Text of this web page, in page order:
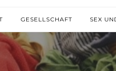
GESELLSCHAFT SEX